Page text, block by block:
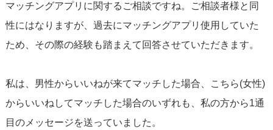
マッチングアプリは、双方が平等に出会いを探せる場であ
り、性別によるルールは必ずしも存在しません。自らの幸
せを掴むためにも、ぜひあなたからのメッセージで新たな
マッチングアプリに関するご相談ですね。ご相談者様と同
性にはなりますが、過去にマッチングアプリ使用していた
ため、その際の経験も踏まえて回答させていただきます。
私は、男性からいいねが来てマッチした場合、こちら(女性)
からいいねしてマッチした場合のいずれも、私の方から1通
目のメッセージを送っていました。